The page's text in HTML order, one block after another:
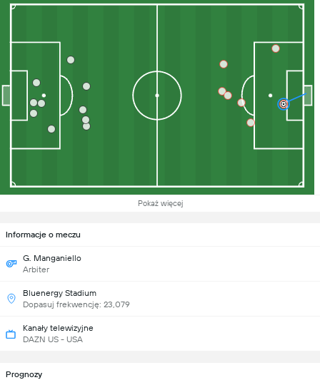
Pokaż więcej
Informacje o meczu
G. Manganiello
Arbiter
Bluenergy Stadium
Dopasuj frekwencję: 23,079
Kanały telewizyjne
DAZN US - USA
Prognozy